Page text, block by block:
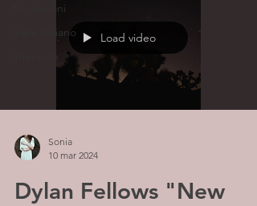
Recensioni
Indie italiano
Load video
Sonia
10 mar 2024
Dylan Fellows "New